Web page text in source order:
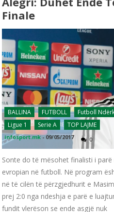
Finale
BALLINA FUTBOLL Futboll
Ligue 1
Serie A TOP LAJME
infosport.mk -09/05/2017 0
Sonte do të mësohet finalisti i
evropian në futboll. Në program
në të cilën të përzgjedhurit e
prej 2:0 nga ndeshja e parë e
fundit vlerëson se ende asgjë nuk